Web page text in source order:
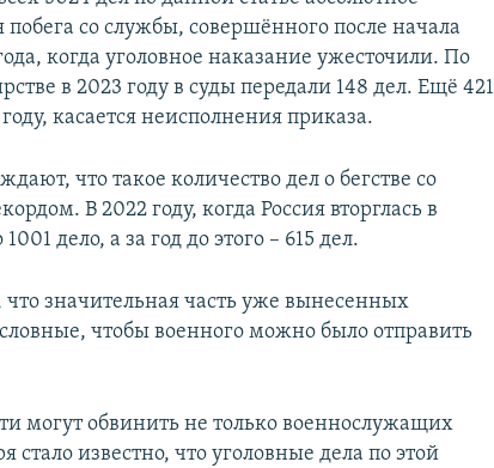
со службы, совершённого после начала
когда уголовное наказание ужесточили. По
в 2023 году в суды передали 148 дел. Ещё 421
касается неисполнения приказа.
что такое количество дел о бегстве со
В 2022 году, когда Россия вторглась в
дело, а за год до этого – 615 дел.
значительная часть уже вынесенных
чтобы военного можно было отправить
могут обвинить не только военнослужащих
известно, что уголовные дела по этой